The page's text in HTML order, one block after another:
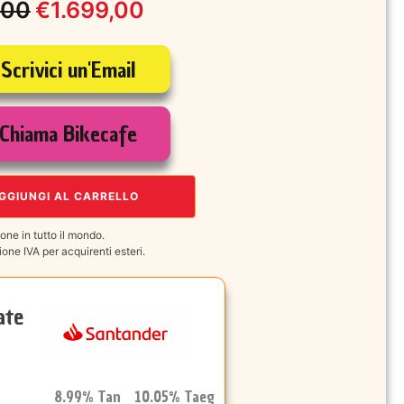
€1.699,00
Scrivici un'Email
Chiama Bikecafe
AL CARRELLO
in tutto il mondo.
IVA per acquirenti esteri.
8.99% Tan 10.05% Taeg